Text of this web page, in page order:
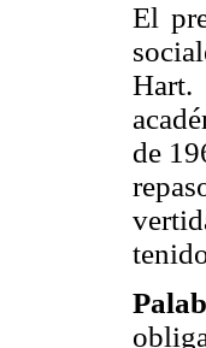
El
Hart.
de